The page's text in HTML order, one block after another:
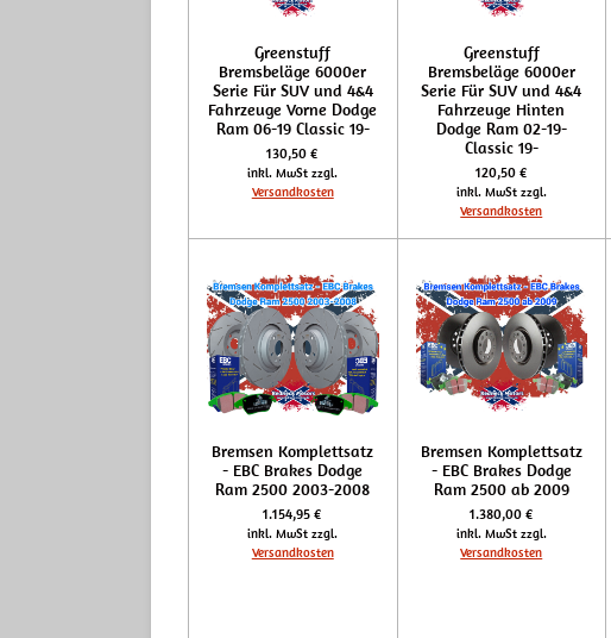
Greenstuff
Bremsbeläge 6000er
Serie Für SUV und 4&4
Fahrzeuge Vorne Dodge
Ram 06-19 Classic 19-
130,50 €
inkl. MwSt zzgl.
Versandkosten
Greenstuff
Bremsbeläge 6000er
Serie Für SUV und 4&4
Fahrzeuge Hinten
Dodge Ram 02-19-
Classic 19-
120,50 €
inkl. MwSt zzgl.
Versandkosten
Bremsen Komplettsatz
- EBC Brakes Dodge
Ram 2500 2003-2008
1.154,95 €
inkl. MwSt zzgl.
Versandkosten
Bremsen Komplettsatz
- EBC Brakes Dodge
Ram 2500 ab 2009
1.380,00 €
inkl. MwSt zzgl.
Versandkosten